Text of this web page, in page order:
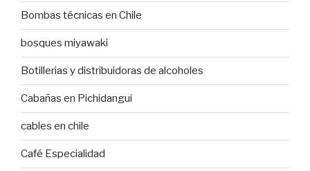
Bombas técnicas en Chile
bosques miyawaki
Botillerias y distribuidoras de alcoholes
Cabañas en Pichidangui
cables en chile
Café Especialidad